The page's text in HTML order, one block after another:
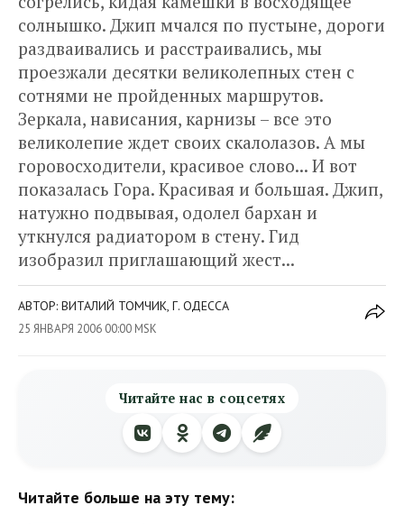
солнышко. Джип мчался по пустыне, дороги
раздваивались и расстраивались, мы
проезжали десятки великолепных стен с
сотнями не пройденных маршрутов.
Зеркала, нависания, карнизы – все это
великолепие ждет своих скалолазов. А мы
горовосходители, красивое слово... И вот
показалась Гора. Красивая и большая. Джип,
натужно подвывая, одолел бархан и
уткнулся радиатором в стену. Гид
изобразил приглашающий жест...
АВТОР: ВИТАЛИЙ ТОМЧИК, Г. ОДЕССА
25 ЯНВАРЯ 2006 00:00 MSK
Читайте нас в соцсетях
Читайте больше на эту тему: